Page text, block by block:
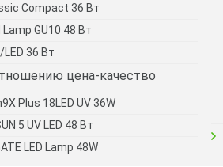
Compact 36 Вт
Lamp GU10 48 Вт
36 Вт
цена-качество
Plus 18LED UV 36W
5 UV LED 48 Вт
LED Lamp 48W